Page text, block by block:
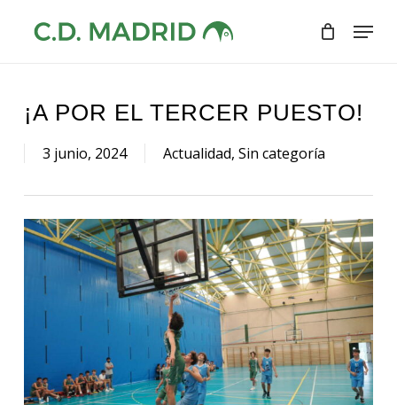
Menu
¡A POR EL TERCER PUESTO!
3 junio, 2024 Actualidad, Sin categoría